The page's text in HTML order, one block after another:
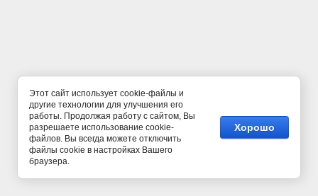
Этот сайт использует cookie-файлы и
другие технологии для улучшения его
работы. Продолжая работу с сайтом, Вы
разрешаете использование cookie-
файлов. Вы всегда можете отключить
файлы cookie в настройках Вашего
браузера.
Хорошо